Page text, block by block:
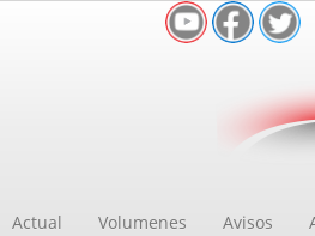
Actual Volumenes Avisos